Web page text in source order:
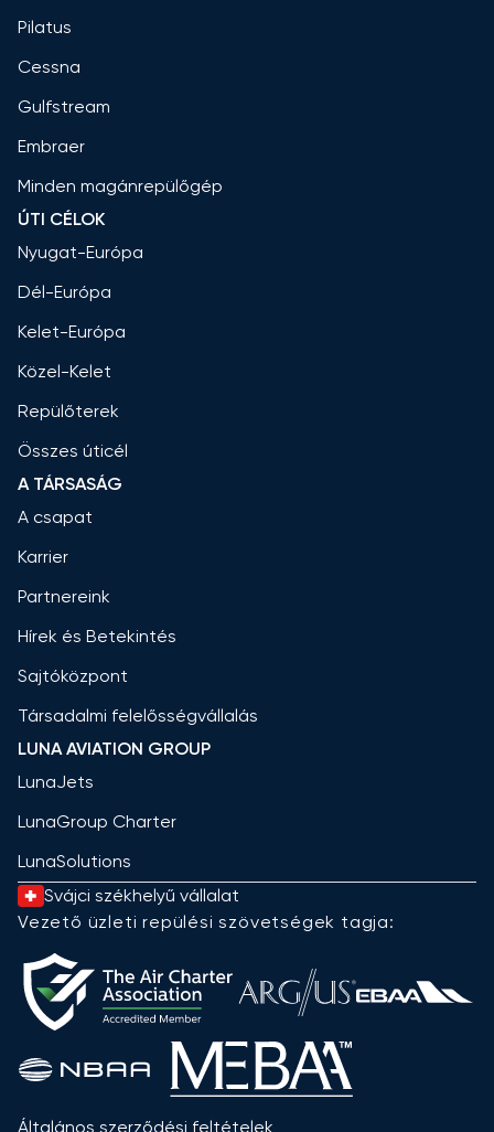
Pilatus
Cessna
Gulfstream
Embraer
Minden magánrepülőgép
ÚTI CÉLOK
Nyugat-Európa
Dél-Európa
Kelet-Európa
Közel-Kelet
Repülőterek
Összes úticél
A TÁRSASÁG
A csapat
Karrier
Partnereink
Hírek és Betekintés
Sajtóközpont
Társadalmi felelősségvállalás
LUNA AVIATION GROUP
LunaJets
LunaGroup Charter
LunaSolutions
Svájci székhelyű vállalat
Vezető üzleti repülési szövetségek tagja:
Általános szerződési feltételek